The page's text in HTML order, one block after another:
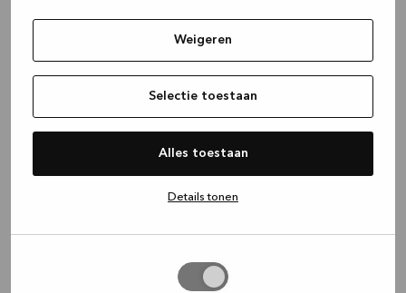
Weigeren
Selectie toestaan
Alles toestaan
Details tonen
(see the browser console for more
information).